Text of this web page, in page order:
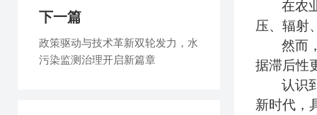
在农
压、辐射
然而
据滞后性
认识
新时代，
下一篇
政策驱动与技术革新双轮发力，水
污染监测治理开启新篇章